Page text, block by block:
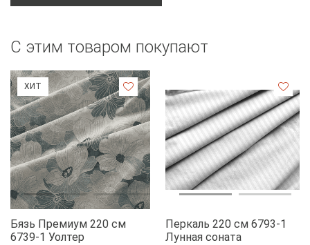
С этим товаром покупают
ХИТ
Бязь Премиум 220 см
6739-1 Уолтер
Перкаль 220 см 6793-1
Лунная соната